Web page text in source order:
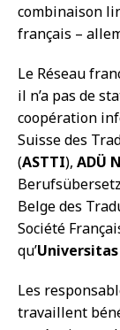
combinaison
français –
Le Réseau
il n’a pas de
coopération
Suisse des
(ASTTI), ADÜ
Belge des
Société
qu’Universitas
Les
travaillent